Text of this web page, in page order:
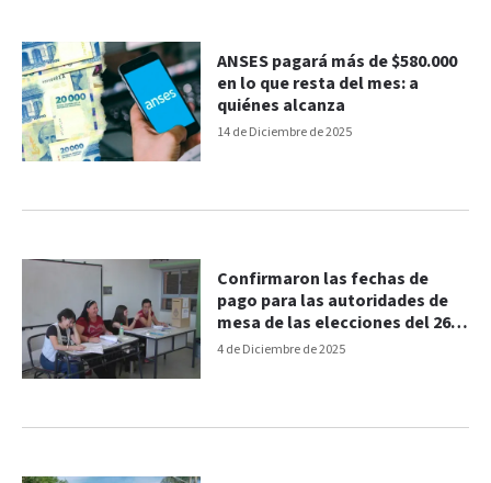
14 de Diciembre de 2025
ANSES pagará más de $580.000
en lo que resta del mes: a
quiénes alcanza
4 de Diciembre de 2025
Confirmaron las fechas de
pago para las autoridades de
mesa de las elecciones del 26
de octubre